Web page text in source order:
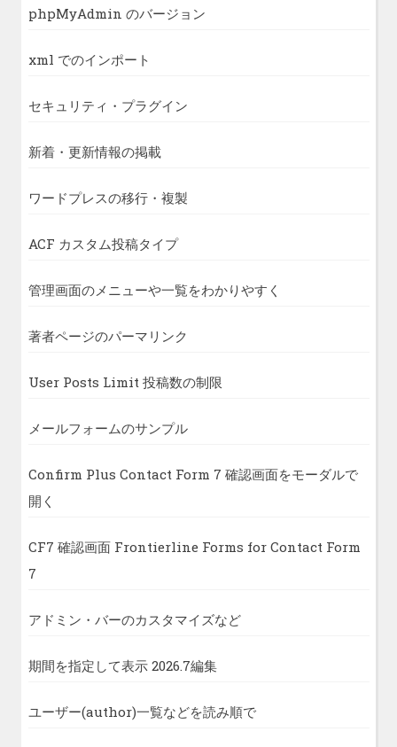
phpMyAdmin のバージョン
xml でのインポート
セキュリティ・プラグイン
新着・更新情報の掲載
ワードプレスの移行・複製
ACF カスタム投稿タイプ
管理画面のメニューや一覧をわかりやすく
著者ページのパーマリンク
User Posts Limit 投稿数の制限
メールフォームのサンプル
Confirm Plus Contact Form 7 確認画面をモーダルで
開く
CF7 確認画面 Frontierline Forms for Contact Form
7
アドミン・バーのカスタマイズなど
期間を指定して表示 2026.7編集
ユーザー(author)一覧などを読み順で